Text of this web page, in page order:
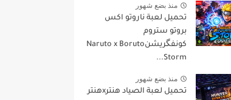
منذ بضع شهور
تحميل لعبة ناروتو اكس
بروتو ستروم
كونفگريشنNaruto x Boruto
Storm...
منذ بضع شهور
تحميل لعبة الصياد هنترxهنتر